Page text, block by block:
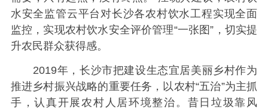
水安全监管云平台对长沙各农村饮水工程实现全面
监控，实现农村饮水安全评价管理“一张图”，切实提
升农民群众获得感。
2019年，长沙市把建设生态宜居美丽乡村作为
推进乡村振兴战略的重要任务，以农村“五治”为主抓
手，认真开展农村人居环境整治。昔日垃圾靠风